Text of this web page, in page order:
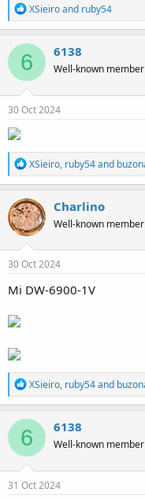
R
e
a
c
t
i
o
n
s
XSieiroand ruby54
6 6138
Well-known member
30 Oct 2024
R
e
a
c
t
i
o
n
s
XSieiro, ruby54and
Charlino
Well-known member
30 Oct 2024
Mi DW-6900-1V
R
e
a
c
t
i
o
n
s
XSieiro, ruby54and
6 6138
Well-known member
31 Oct 2024